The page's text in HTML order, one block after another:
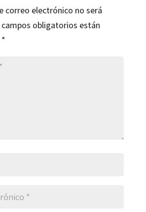
correo electrónico no será
campos obligatorios están
*